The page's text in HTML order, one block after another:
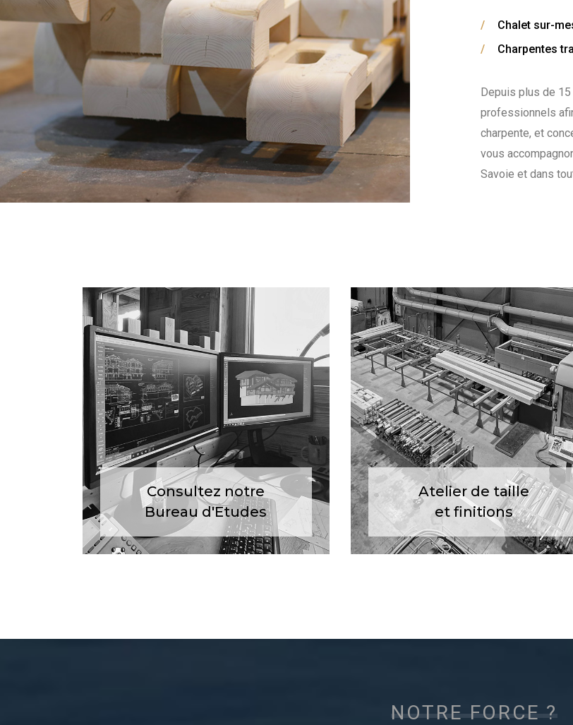
/
Chalet sur-
/
Charpentes
Depuis plus de
professionnels
charpente, et
vous
Savoie et dans
Consultez notre
Bureau d'Etudes
Atelier de taille
et finitions
NOTRE FORCE ?